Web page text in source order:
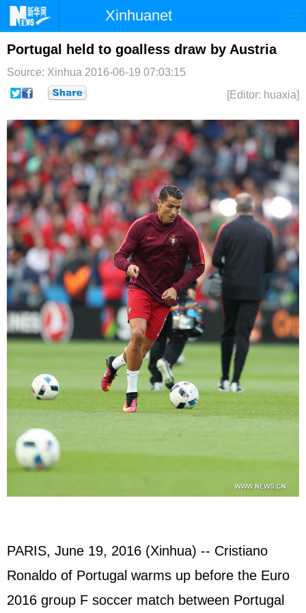
Xinhuanet
首页 时政 国际 港澳
台湾 财经 法治
纪检 军事
文娱 图片 视频 论坛
博客 微博
Portugal held to goalless draw by Austria
Source: Xinhua 2016-06-19 07:03:15
[Editor: huaxia]
PARIS, June 19, 2016 (Xinhua) -- Cristiano
Ronaldo of Portugal warms up before the Euro
2016 group F soccer match between Portugal